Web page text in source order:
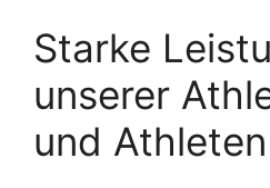
Starke
unserer
und Athleten